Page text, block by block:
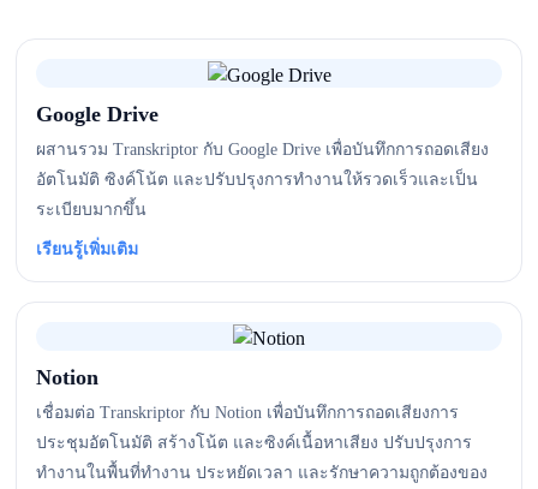
Google Drive
ผสานรวม Transkriptor กับ Google Drive เพื่อบันทึกการถอดเสียง
อัตโนมัติ ซิงค์โน้ต และปรับปรุงการทำงานให้รวดเร็วและเป็น
ระเบียบมากขึ้น
เรียนรู้เพิ่มเติม
Notion
เชื่อมต่อ Transkriptor กับ Notion เพื่อบันทึกการถอดเสียงการ
ประชุมอัตโนมัติ สร้างโน้ต และซิงค์เนื้อหาเสียง ปรับปรุงการ
ทำงานในพื้นที่ทำงาน ประหยัดเวลา และรักษาความถูกต้องของ